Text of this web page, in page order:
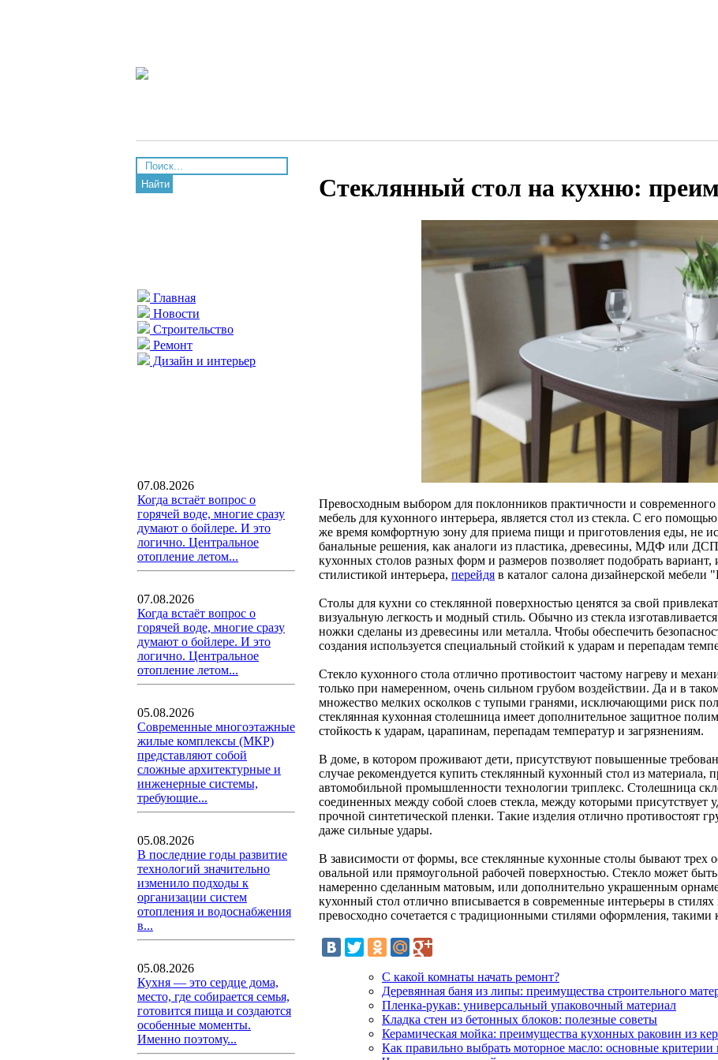
Найти
Главная
Новости
Строительство
Ремонт
Дизайн и интерьер
07.08.2026
Когда встаёт вопрос о
горячей воде, многие сразу
думают о бойлере. И это
логично. Центральное
отопление летом...
07.08.2026
Когда встаёт вопрос о
горячей воде, многие сразу
думают о бойлере. И это
логично. Центральное
отопление летом...
05.08.2026
Современные многоэтажные
жилые комплексы (МКР)
представляют собой
сложные архитектурные и
инженерные системы,
требующие...
05.08.2026
В последние годы развитие
технологий значительно
изменило подходы к
организации систем
отопления и водоснабжения
в...
05.08.2026
Кухня — это сердце дома,
место, где собирается семья,
готовится пища и создаются
особенные моменты.
Именно поэтому...
Стеклянный стол на кухню:
Превосходным выбором для поклонников практичности и
мебель для кухонного интерьера, является стол из стекла. С его
же время комфортную зону для приема пищи и приготовления еды, не
банальные решения, как аналоги из пластика, древесины, МДФ или
кухонных столов разных форм и размеров позволяет подобрать
стилистикой интерьера, перейдя в каталог салона дизайнерской мебели
Столы для кухни со стеклянной поверхностью ценятся за свой
визуальную легкость и модный стиль. Обычно из стекла
ножки сделаны из древесины или металла. Чтобы обеспечить
создания используется специальный стойкий к ударам и перепадам
Стекло кухонного стола отлично противостоит частому нагреву и
только при намеренном, очень сильном грубом воздействии. Да и в
множество мелких осколков с тупыми гранями, исключающими риск
стеклянная кухонная столешница имеет дополнительное защитное
стойкость к ударам, царапинам, перепадам температур и загрязнениям.
В доме, в котором проживают дети, присутствуют повышенные
случае рекомендуется купить стеклянный кухонный стол из
автомобильной промышленности технологии триплекс. Столешница
соединенных между собой слоев стекла, между которыми присутствует
прочной синтетической пленки. Такие изделия отлично противостоят
даже сильные удары.
В зависимости от формы, все стеклянные кухонные столы бывают трех
овальной или прямоугольной рабочей поверхностью. Стекло может
намеренно сделанным матовым, или дополнительно украшенным
кухонный стол отлично вписывается в современные интерьеры в
превосходно сочетается с традиционными стилями оформления, такими
С какой комнаты начать ремонт?
Деревянная баня из липы: преимущества строительного
Пленка-рукав: универсальный упаковочный материал
Кладка стен из бетонных блоков: полезные советы
Керамическая мойка: преимущества кухонных раковин из
Как правильно выбрать моторное масло: основные критерии